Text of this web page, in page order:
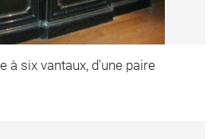
à six vantaux, d'une paire